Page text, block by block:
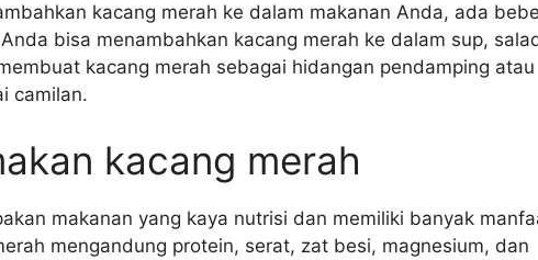
kacang merah ke dalam makanan Anda, ada
bisa menambahkan kacang merah ke dalam sup,
kacang merah sebagai hidangan pendamping atau
camilan.
kacang merah
makanan yang kaya nutrisi dan memiliki banyak
mengandung protein, serat, zat besi, magnesium, dan